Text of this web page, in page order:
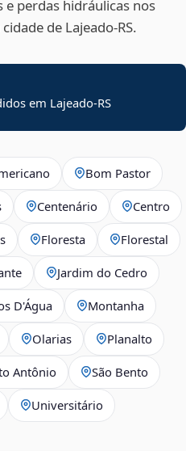
e perdas hidráulicas nos
de Lajeado‑RS.
em Lajeado-RS
Bom Pastor
Centenário Centro
Floresta Florestal
Jardim do Cedro
D'Água Montanha
Olarias Planalto
Antônio São Bento
Universitário